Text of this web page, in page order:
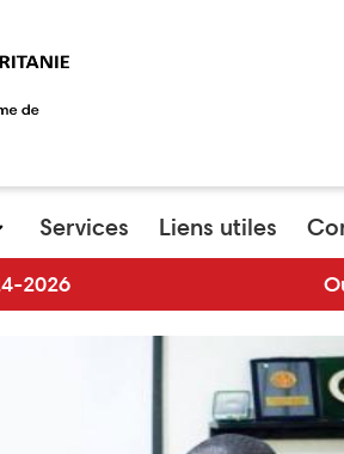
Services Liens utiles
Ouverture d’un atelier de